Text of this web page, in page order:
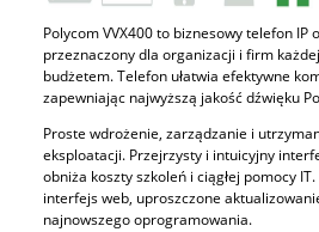
Polycom VVX400 to biznesowy telefon IP
przeznaczony dla organizacji i firm
budżetem. Telefon ułatwia efektywne
zapewniając najwyższą jakość dźwięku
Proste wdrożenie, zarządzanie i
eksploatacji. Przejrzysty i intuicyjny
obniża koszty szkoleń i ciągłej pomocy
interfejs web, uproszczone
najnowszego oprogramowania.